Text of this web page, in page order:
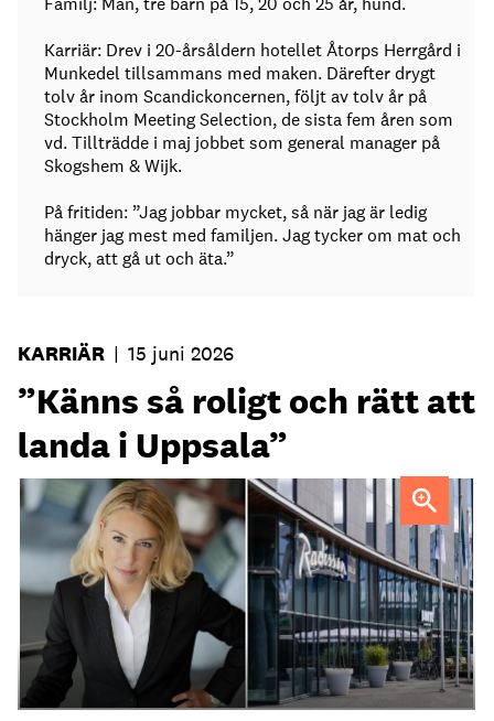
Karriär: Drev i 20-årsåldern hotellet Åtorps Herrgård i
Munkedel tillsammans med maken. Därefter drygt
tolv år inom Scandickoncernen, följt av tolv år på
Stockholm Meeting Selection, de sista fem åren som
vd. Tillträdde i maj jobbet som general manager på
Skogshem & Wijk.
På fritiden: ”Jag jobbar mycket, så när jag är ledig
hänger jag mest med familjen. Jag tycker om mat och
dryck, att gå ut och äta.”
KARRIÄR | 15 juni 2026
”Känns så roligt och rätt att
landa i Uppsala”
Maria Tallén